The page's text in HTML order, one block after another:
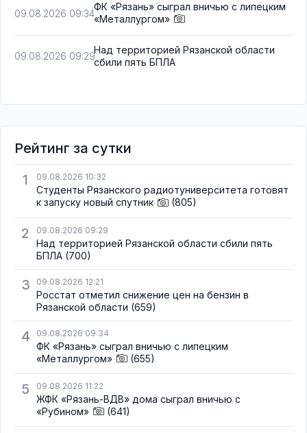
09.08.2026 09:34
ФК «Рязань» сыграл вничью с липецким
«Металлургом»
09.08.2026 09:29
Над территорией Рязанской области
сбили пять БПЛА
Рейтинг за сутки
1
09.08.2026 10:32
Студенты Рязанского радиотуниверситета готовят
к запуску новый спутник
(805)
2 09.08.2026 09:29
Над территорией Рязанской области сбили пять
БПЛА (700)
3 09.08.2026 12:21
Росстат отметил снижение цен на бензин в
Рязанской области (659)
4 09.08.2026 09:34
ФК «Рязань» сыграл вничью с липецким
«Металлургом»
(655)
5 09.08.2026 11:22
ЖФК «Рязань-ВДВ» дома сыграл вничью с
«Рубином»
(641)